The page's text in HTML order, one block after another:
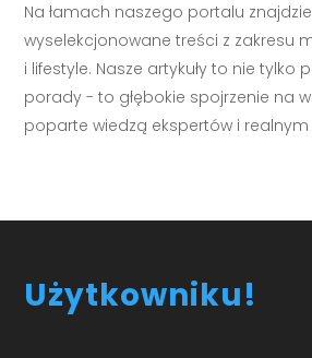
Na łamach naszego portalu
wyselekcjonowane treści z zakresu
i lifestyle. Nasze artykuły to nie tylko
porady - to głębokie spojrzenie na
poparte wiedzą ekspertów i
Użytkowniku!